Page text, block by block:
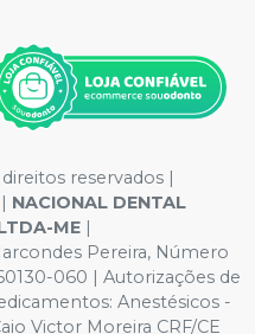
reservados |
NACIONAL DENTAL
ME |
Pereira, Número
060 | Autorizações de
Anestésicos -
Victor Moreira CRF/CE